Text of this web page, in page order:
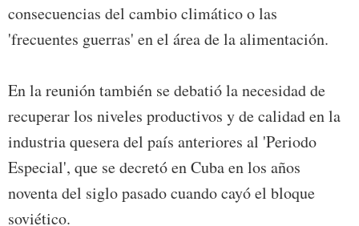
consecuencias del cambio climático o las
'frecuentes guerras' en el área de la alimentación.
En la reunión también se debatió la necesidad de
recuperar los niveles productivos y de calidad en la
industria quesera del país anteriores al 'Periodo
Especial', que se decretó en Cuba en los años
noventa del siglo pasado cuando cayó el bloque
soviético.